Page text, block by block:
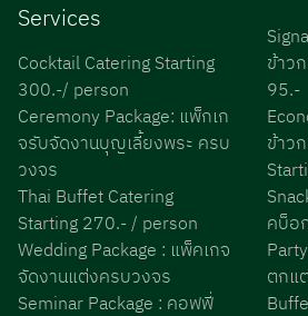
Services
Cocktail Catering Starting
300.-/ person
Ceremony Package: แพ็กเก
จรับจัดงานบุญเลี้ยงพระ ครบ
วงจร
Thai Buffet Catering
Starting 270.- / person
Wedding Package : แพ็คเกจ
จัดงานแต่งครบวงจร
Seminar Package : คอฟฟี่
ข้าว
95.-
ข้าว
คบ็อ
ตกแ